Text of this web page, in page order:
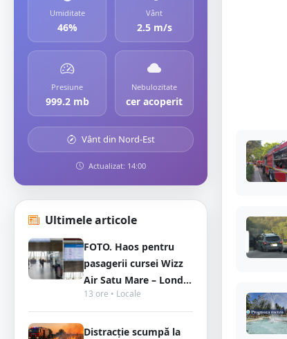
Umiditate
46%
Vânt
2.5 m/s
Presiune
999.2 mb
Nebulozitate
cer acoperit
Vânt din Nord-Est
Actualizat: 14:00
Ultimele articole
FOTO. Haos pentru
pasagerii cursei Wizz
Air Satu Mare – Lond...
13 ore • Locale
Distracție scumpă la